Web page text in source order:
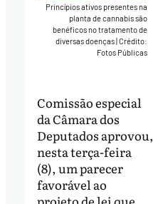
Princípios ativos presentes na
planta de cannabis são
benéficos no tratamento de
diversas doenças|Crédito:
Fotos Públicas
Comissão especial
da Câmara dos
Deputados aprovou,
nesta terça-feira
(8), um parecer
favorável ao